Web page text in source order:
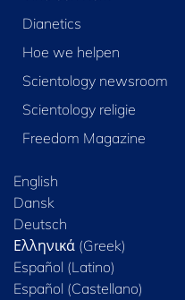
Dianetics
Hoe we helpen
Scientology newsroom
Scientology religie
Freedom Magazine
English
Dansk
Deutsch
Ελληνικά (Greek)
Español (Latino)
Español (Castellano)